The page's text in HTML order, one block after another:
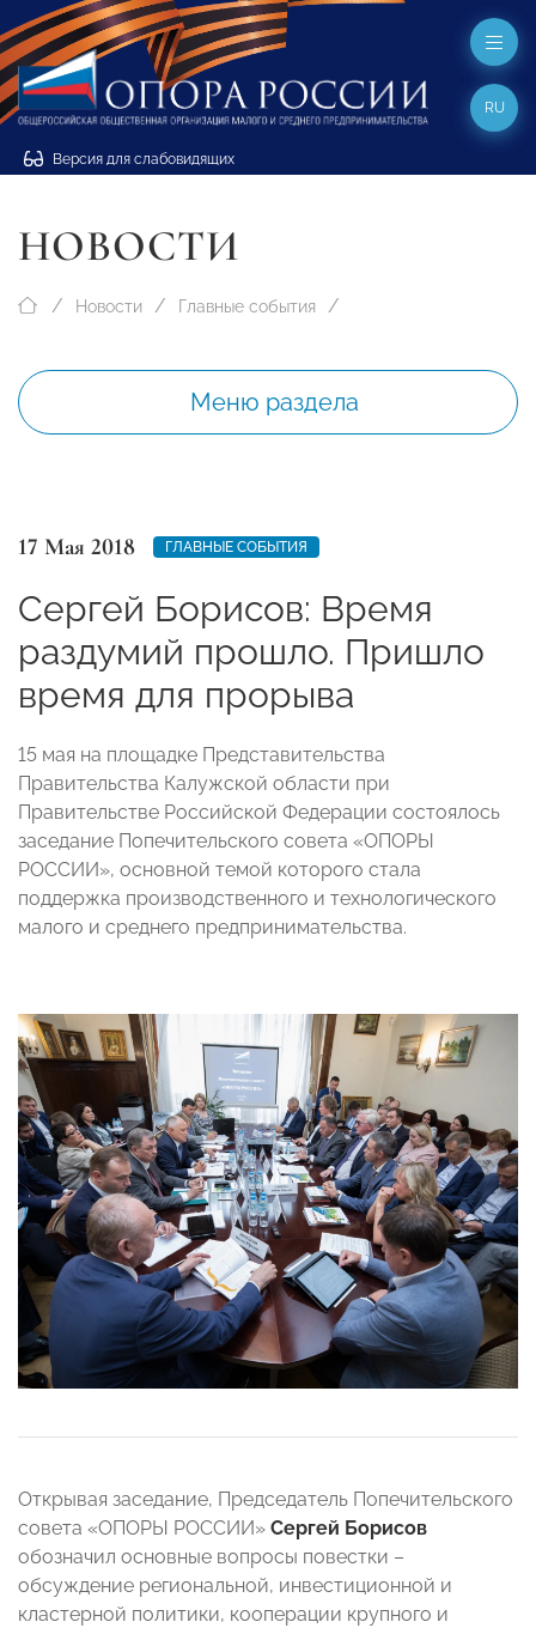
Версия для слабовидящих
RU
НОВОСТИ
Новости Главные события
Меню раздела
17 Мая 2018 ГЛАВНЫЕ СОБЫТИЯ
Сергей Борисов: Время
раздумий прошло. Пришло
время для прорыва
15 мая на площадке Представительства
Правительства Калужской области при
Правительстве Российской Федерации состоялось
заседание Попечительского совета «ОПОРЫ
РОССИИ», основной темой которого стала
поддержка производственного и технологического
малого и среднего предпринимательства.
Открывая заседание, Председатель Попечительского
совета «ОПОРЫ РОССИИ» Сергей Борисов
обозначил основные вопросы повестки –
обсуждение региональной, инвестиционной и
кластерной политики, кооперации крупного и